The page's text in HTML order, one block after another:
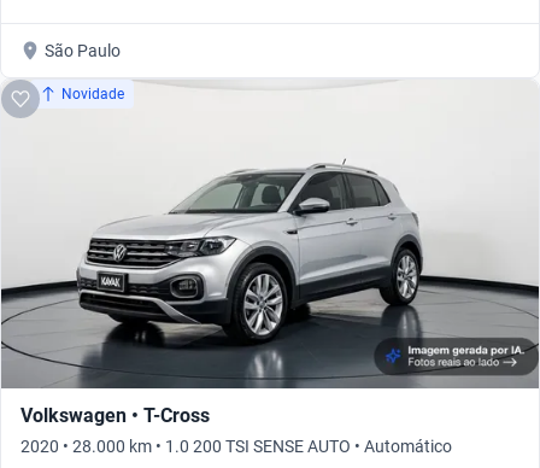
São Paulo
Novidade
Volkswagen • T-Cross
2020 • 28.000 km • 1.0 200 TSI SENSE AUTO • Automático